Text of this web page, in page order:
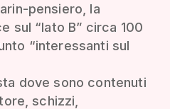
pensiero, la
sul “lato B” circa 100
“interessanti sul
dove sono contenuti
schizzi,